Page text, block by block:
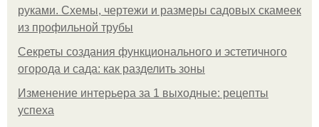
руками. Схемы, чертежи и размеры садовых скамеек
из профильной трубы
Секреты создания функционального и эстетичного
огорода и сада: как разделить зоны
Изменение интерьера за 1 выходные: рецепты
успеха